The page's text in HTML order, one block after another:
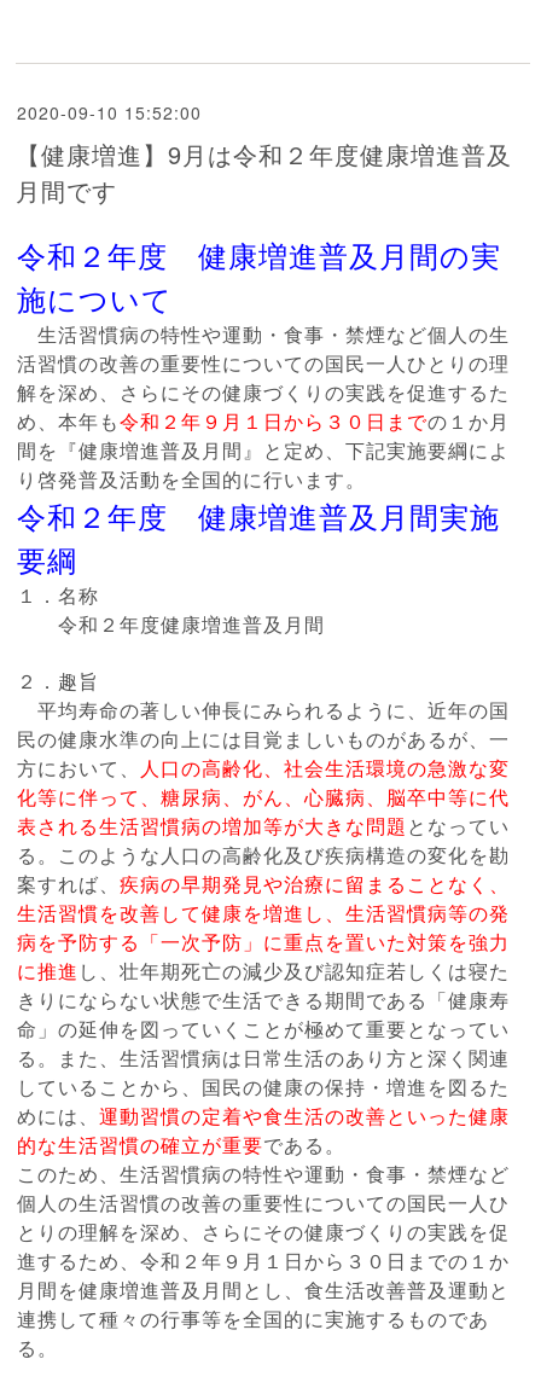
2020-09-10 15:52:00
【健康増進】9月は令和２年度健康増進普及
月間です
令和２年度 健康増進普及月間の実
施について
生活習慣病の特性や運動・食事・禁煙など個人の生
活習慣の改善の重要性についての国民一人ひとりの理
解を深め、さらにその健康づくりの実践を促進するた
め、本年も令和２年９月１日から３０日までの１か月
間を『健康増進普及月間』と定め、下記実施要綱によ
り啓発普及活動を全国的に行います。
令和２年度 健康増進普及月間実施
要綱
１．名称
令和２年度健康増進普及月間
２．趣旨
平均寿命の著しい伸長にみられるように、近年の国
民の健康水準の向上には目覚ましいものがあるが、一
方において、 人口の高齢化、社会生活環境の急激な変
化等に伴って、糖尿病、がん、心臓病、脳卒中等に代
表される生活習慣病の増加等が大きな問題となってい
る。 このような人口の高齢化及び疾病構造の変化を勘
案すれば、疾病の早期発見や治療に留まることなく、
生活習慣を改善して健康を増進し、生活習慣病等の発
病を予防する「一次予防」に重点を置いた対策を強力
に推進 し、壮年期死亡の減少及び認知症若しくは寝た
きりにならない状態で生活できる期間である「健康寿
命」の延伸を図っていくことが極めて重要となってい
る。
また、生活習慣病は日常生活のあり方と深く関連
していることから、国民の健康の保持・増進を図るた
めには、運動習慣の定着や食生活の改善といった健康
的な生活習慣の確立が重要である。
このため、生活習慣病の特性や運動・食事・禁煙など
個人の生活習慣の改善の重要性についての国民一人ひ
とりの理解を深め、さらにその健康づくりの実践を促
進するため、令和２年９月１日から３０日までの１か
月間を健康増進普及月間とし、食生活改善普及運動と
連携して種々の行事等を全国的に実施するものであ
る。